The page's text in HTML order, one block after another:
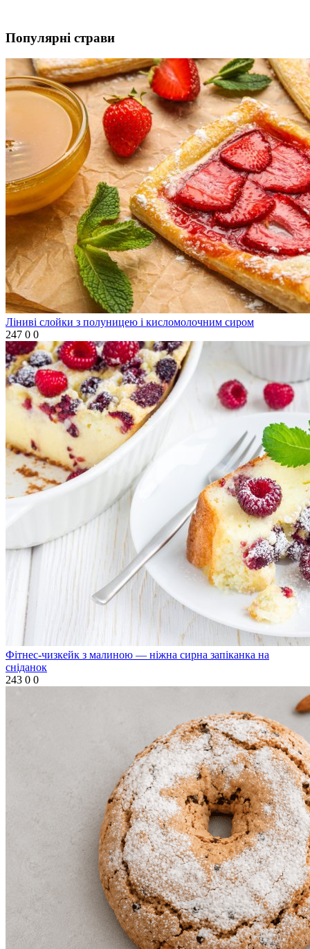
Популярні страви
Ліниві слойки з полуницею і кисломолочним сиром
247 0 0
Фітнес-чизкейк з малиною — ніжна сирна запіканка на
сніданок
243 0 0